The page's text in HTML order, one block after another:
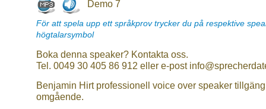
Demo 7
För att spela upp ett språkprov trycker du på respektive
högtalarsymbol
Boka denna speaker? Kontakta oss.
Tel. 0049 30 405 86 912 eller e-post
Benjamin Hirt professionell voice over speaker
omgående.